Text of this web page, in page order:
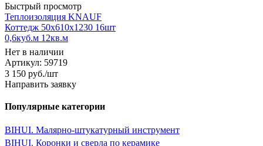
Быстрый просмотр
Теплоизоляция KNAUF
Коттедж 50х610х1230 16шт
0,6куб.м 12кв.м
Нет в наличии
Артикул: 59719
3 150 руб./шт
Направить заявку
Популярные категории
BIHUI. Малярно-штукатурный инструмент
BIHUI. Коронки и сверла по керамике